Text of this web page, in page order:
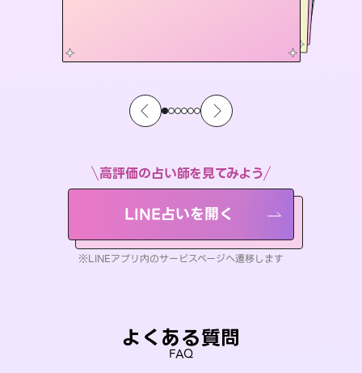
高評価の占い師を見てみよう
LINE占いを開く
※LINEアプリ内のサービスページへ遷移します
よくある質問
FAQ